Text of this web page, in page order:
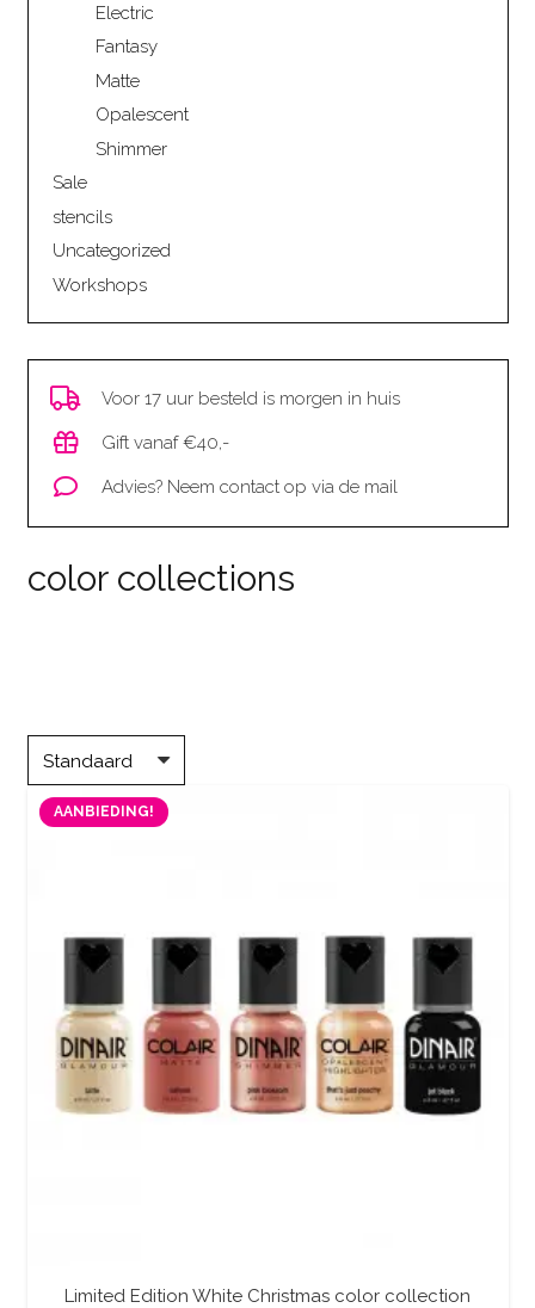
Electric
Fantasy
Matte
Opalescent
Shimmer
Sale
stencils
Uncategorized
Workshops
Voor 17 uur besteld is morgen in huis
Gift vanaf €40,-
Advies? Neem contact op via de mail
color collections
AANBIEDING!
Limited Edition White Christmas color collection